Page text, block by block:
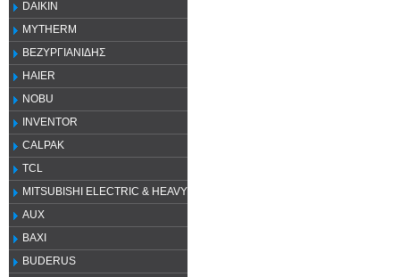
DAIKIN
MYTHERM
ΒΕΖΥΡΓΙΑΝΙΔΗΣ
HAIER
NOBU
INVENTOR
CALPAK
TCL
MITSUBISHI ELECTRIC & HEAVY
AUX
ΒΑΧΙ
BUDERUS